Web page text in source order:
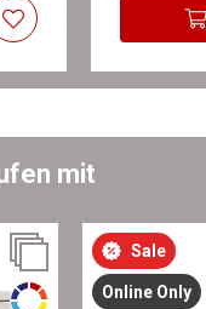
mit
Sale
Online Only